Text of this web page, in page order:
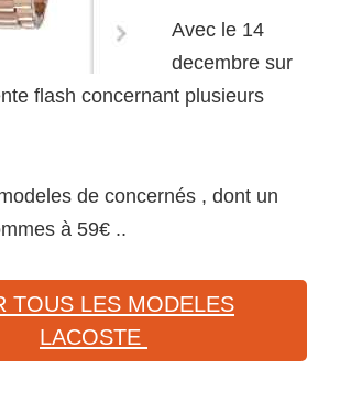
Avec le 14
decembre sur
flash concernant plusieurs
de concernés , dont un
à 59€ ..
TOUS LES MODELES
LACOSTE